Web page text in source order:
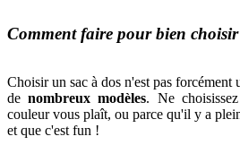
Comment faire pour bien choisir
Choisir un sac à dos n'est pas forcément
denombreux modèles. Ne
couleur vous plaît, ou parce qu'il y a
et que c'est fun !